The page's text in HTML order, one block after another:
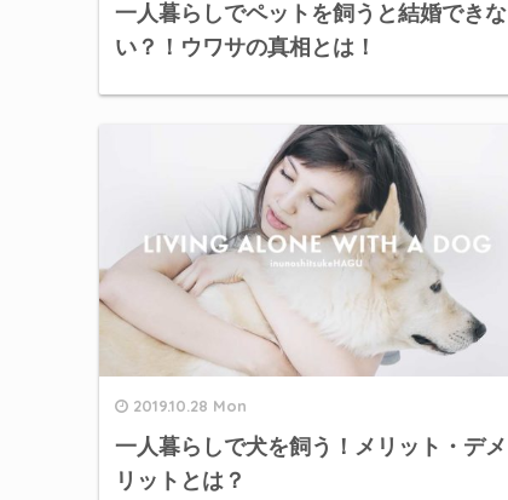
一人暮らしでペットを飼うと結婚できな
い？！ウワサの真相とは！
2019.10.28 Mon
一人暮らしで犬を飼う！メリット・デメ
リットとは？